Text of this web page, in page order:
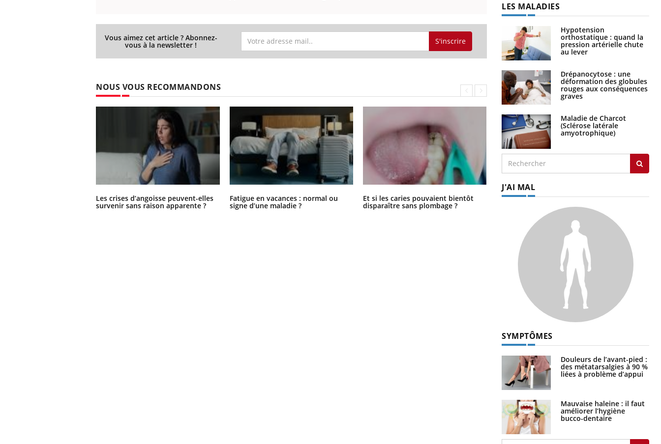
Vous aimez cet article ? Abonnez-
vous à la newsletter ! S'inscrire
NOUS VOUS RECOMMANDONS
Les crises d’angoisse peuvent-elles
survenir sans raison apparente ?
Fatigue en vacances : normal ou
signe d’une maladie ?
Et si les caries pouvaient bientôt
disparaître sans plombage ?
Éclipse solaire du 12 août : “Des
pour la santé des yeux”
LES MALADIES
Hypotension
orthostatique : quand la
pression artérielle chute
au lever
Drépanocytose : une
déformation des globules
rouges aux conséquences
graves
Maladie de Charcot
(Sclérose latérale
amyotrophique)
J'AI MAL
SYMPTÔMES
Douleurs de l’avant-pied :
des métatarsalgies à 90 %
liées à problème d’appui
Mauvaise haleine : il faut
améliorer l’hygiène
bucco-dentaire